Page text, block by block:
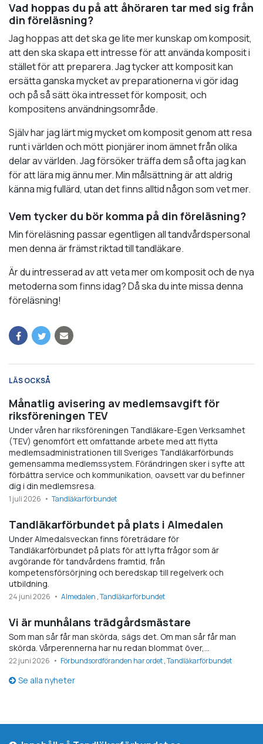
Vad hoppas du på att åhöraren tar med sig från
din föreläsning?
Jag hoppas att det ska ge lite mer kunskap om komposit,
att den ska skapa ett intresse för att använda komposit i
stället för att preparera. Jag tycker att komposit kan
ersätta ganska mycket av preparationerna vi gör idag
och på så sätt öka intresset för komposit, och
kompositens användningsområde.
Själv har jag lärt mig mycket om komposit genom att resa
runt i världen och mött pionjärer inom ämnet från olika
delar av världen. Jag försöker träffa dem så ofta jag kan
för att lära mig ännu mer. Min målsättning är att aldrig
känna mig fullärd, utan det finns alltid någon som vet mer.
Vem tycker du bör komma på din föreläsning?
Min föreläsning passar egentligen all tandvårdspersonal
men denna är främst riktad till tandläkare.
Är du intresserad av att veta mer om komposit och de nya
metoderna som finns idag? Då ska du inte missa denna
föreläsning!
LÄS OCKSÅ
Månatlig avisering av medlemsavgift för
riksföreningen TEV
Under våren har riksföreningen Tandläkare-Egen Verksamhet
(TEV) genomfört ett omfattande arbete med att flytta
medlemsadministrationen till Sveriges Tandläkarförbunds
gemensamma medlemssystem. Förändringen sker i syfte att
förbättra service och kommunikation, oavsett var du befinner
dig i din medlemsresa.
1 juli 2026 Tandläkarförbundet
Tandläkarförbundet på plats i Almedalen
Under Almedalsveckan finns företrädare för
Tandläkarförbundet på plats för att lyfta frågor som är
avgörande för tandvårdens framtid, från
kompetensförsörjning och beredskap till regelverk och
utbildning.
24 juni 2026 Almedalen Tandläkarförbundet
Vi är munhålans trädgårdsmästare
Som man sår får man skörda, sägs det. Om man sår får man
skörda. Vårperennerna har nu redan blommat över,…
22 juni 2026 Förbundsordföranden har ordet Tandläkarförbundet
Se alla nyheter